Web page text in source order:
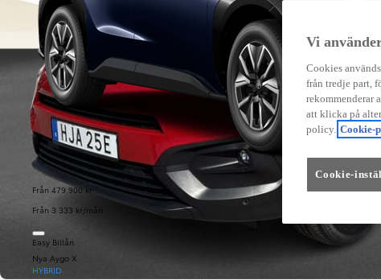
Från 479 900 kr
Från 3 333 kr/mån
Easy Billån
Nya Aygo X
HYBRID
Vi
Cookies
från tredje part,
rekommenderar
att klicka på
policy. Cookie-
Cookie-